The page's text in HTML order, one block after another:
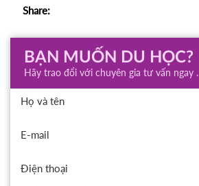
Share:
BẠN MUỐN DU HỌC?
Hãy trao đổi với chuyên gia tư vấn ngay .
Họ và tên
E-mail
Điện thoại